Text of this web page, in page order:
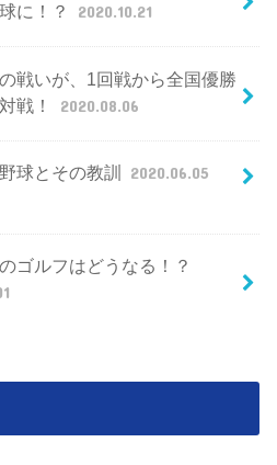
に！？
2020.10.21
戦いが、1回戦から全国優勝
戦！
2020.08.06
球とその教訓 2020.06.05
ゴルフはどうなる！？